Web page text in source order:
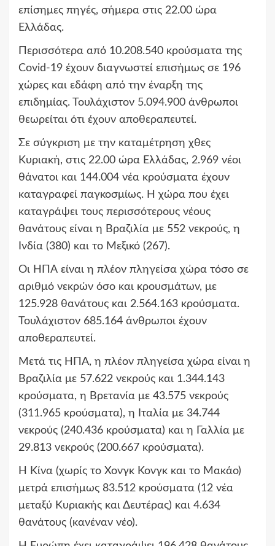
επίσημες πηγές, σήμερα στις 22.00 ώρα
Ελλάδας.
Περισσότερα από 10.208.540 κρούσματα της
Covid-19 έχουν διαγνωστεί επισήμως σε 196
χώρες και εδάφη από την έναρξη της
επιδημίας. Τουλάχιστον 5.094.900 άνθρωποι
θεωρείται ότι έχουν αποθεραπευτεί.
Σε σύγκριση με την καταμέτρηση χθες
Κυριακή, στις 22.00 ώρα Ελλάδας, 2.969 νέοι
θάνατοι και 144.004 νέα κρούσματα έχουν
καταγραφεί παγκοσμίως. Η χώρα που έχει
καταγράψει τους περισσότερους νέους
θανάτους είναι η Βραζιλία με 552 νεκρούς, η
Ινδία (380) και το Μεξικό (267).
Οι ΗΠΑ είναι η πλέον πληγείσα χώρα τόσο σε
αριθμό νεκρών όσο και κρουσμάτων, με
125.928 θανάτους και 2.564.163 κρούσματα.
Τουλάχιστον 685.164 άνθρωποι έχουν
αποθεραπευτεί.
Μετά τις ΗΠΑ, η πλέον πληγείσα χώρα είναι η
Βραζιλία με 57.622 νεκρούς και 1.344.143
κρούσματα, η Βρετανία με 43.575 νεκρούς
(311.965 κρούσματα), η Ιταλία με 34.744
νεκρούς (240.436 κρούσματα) και η Γαλλία με
29.813 νεκρούς (200.667 κρούσματα).
Η Κίνα (χωρίς το Χονγκ Κονγκ και το Μακάο)
μετρά επισήμως 83.512 κρούσματα (12 νέα
μεταξύ Κυριακής και Δευτέρας) και 4.634
θανάτους (κανέναν νέο).